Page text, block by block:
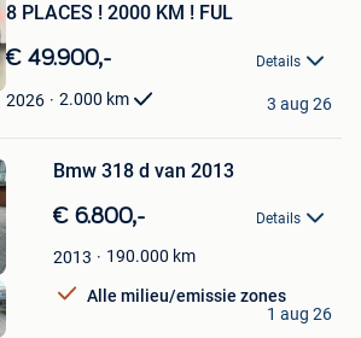
8 PLACES ! 2000 KM ! FUL
€ 49.900,- Details
2026 2.000 km 3 aug 26
Bmw 318 d van 2013
€ 6.800,- Details
2013 190.000 km
Alle milieu/emissie zones
1 aug 26